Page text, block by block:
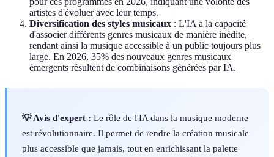
artistes d'évoluer avec leur temps.
Diversification des styles musicaux : L'IA a la capacité
d'associer différents genres musicaux de manière inédite,
rendant ainsi la musique accessible à un public toujours plus
large. En 2026, 35% des nouveaux genres musicaux
émergents résultent de combinaisons générées par IA.
💡 Avis d'expert : Le rôle de l'IA dans la musique moderne
est révolutionnaire. Il permet de rendre la création musicale
plus accessible que jamais, tout en enrichissant la palette